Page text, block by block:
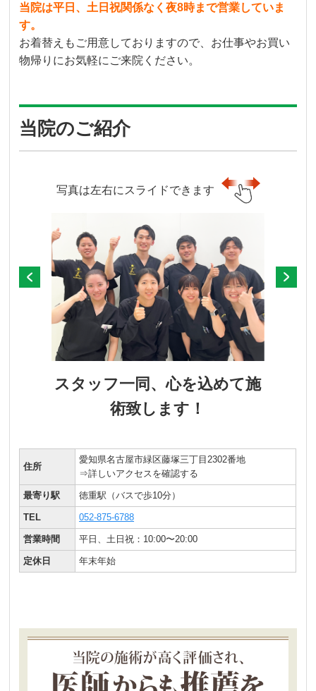
当院は平日、土日祝関係なく夜8時まで営業していま
す。
お着替えもご用意しておりますので、お仕事やお買い
物帰りにお気軽にご来院ください。
当院のご紹介
写真は左右にスライドできます
スタッフ一同、心を込めて施
術致します！
住所
愛知県名古屋市緑区藤塚三丁目2302番地
⇒詳しいアクセスを確認する
最寄り駅 徳重駅 （バスで歩10分）
TEL 052-875-6788
営業時間 平日、土日祝：10:00〜20:00
定休日 年末年始